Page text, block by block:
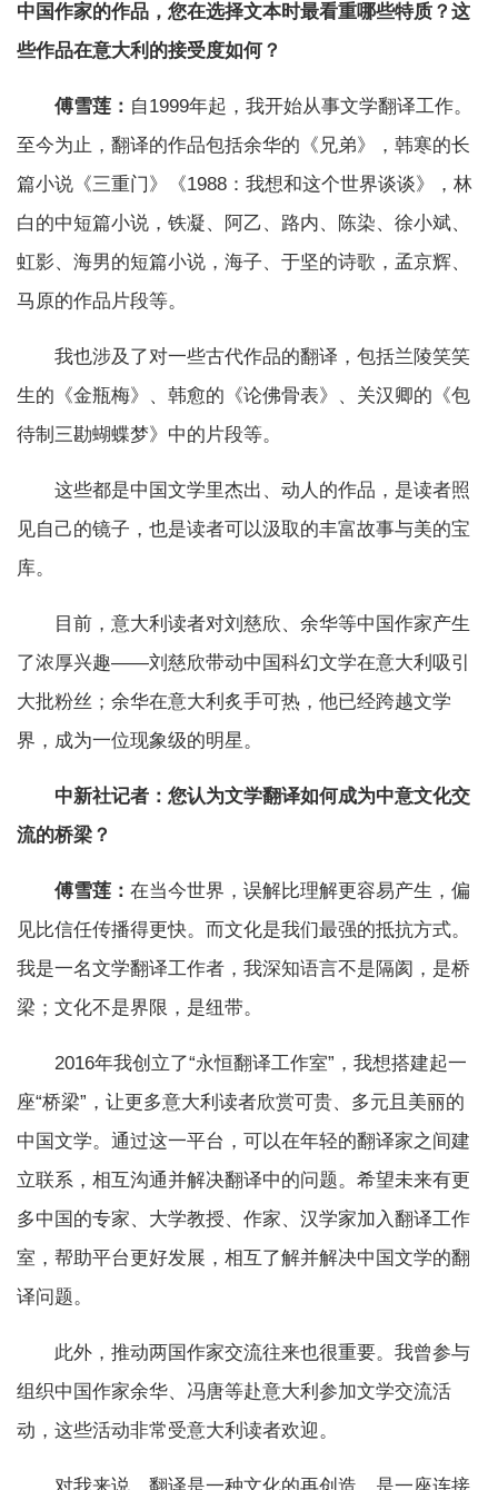
中国作家的作品，您在选择文本时最看重哪些特质？这
些作品在意大利的接受度如何？
傅雪莲： 自1999年起，我开始从事文学翻译工作。
至今为止，翻译的作品包括余华的《兄弟》，韩寒的长
篇小说《三重门》《1988：我想和这个世界谈谈》，林
白的中短篇小说，铁凝、阿乙、路内、陈染、徐小斌、
虹影、海男的短篇小说，海子、于坚的诗歌，孟京辉、
马原的作品片段等。
我也涉及了对一些古代作品的翻译，包括兰陵笑笑
生的《金瓶梅》、韩愈的《论佛骨表》、关汉卿的《包
待制三勘蝴蝶梦》中的片段等。
这些都是中国文学里杰出、动人的作品，是读者照
见自己的镜子，也是读者可以汲取的丰富故事与美的宝
库。
目前，意大利读者对刘慈欣、余华等中国作家产生
了浓厚兴趣——刘慈欣带动中国科幻文学在意大利吸引
大批粉丝；余华在意大利炙手可热，他已经跨越文学
界，成为一位现象级的明星。
中新社记者：您认为文学翻译如何成为中意文化交
流的桥梁？
傅雪莲： 在当今世界，误解比理解更容易产生，偏
见比信任传播得更快。而文化是我们最强的抵抗方式。
我是一名文学翻译工作者，我深知语言不是隔阂，是桥
梁；文化不是界限，是纽带。
2016年我创立了“永恒翻译工作室”，我想搭建起一
座“桥梁”，让更多意大利读者欣赏可贵、多元且美丽的
中国文学。通过这一平台，可以在年轻的翻译家之间建
立联系，相互沟通并解决翻译中的问题。希望未来有更
多中国的专家、大学教授、作家、汉学家加入翻译工作
室，帮助平台更好发展，相互了解并解决中国文学的翻
译问题。
此外，推动两国作家交流往来也很重要。我曾参与
组织中国作家余华、冯唐等赴意大利参加文学交流活
动，这些活动非常受意大利读者欢迎。